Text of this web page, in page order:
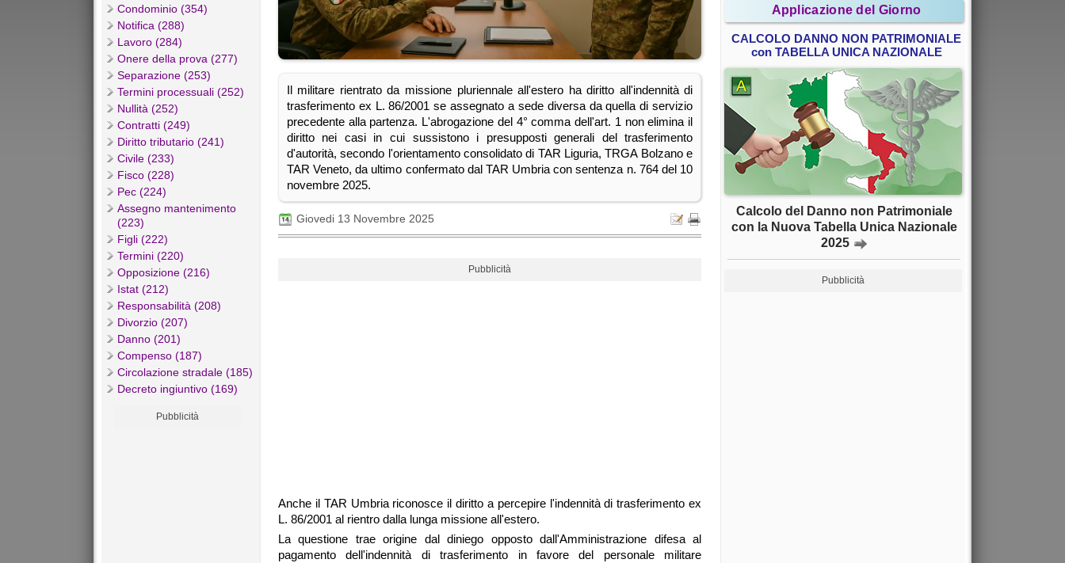
Condominio (354)
Notifica (288)
Lavoro (284)
Onere della prova (277)
Separazione (253)
Termini processuali (252)
Nullità (252)
Contratti (249)
Diritto tributario (241)
Civile (233)
Fisco (228)
Pec (224)
Assegno mantenimento
(223)
Figli (222)
Termini (220)
Opposizione (216)
Istat (212)
Responsabilità (208)
Divorzio (207)
Danno (201)
Compenso (187)
Circolazione stradale (185)
Decreto ingiuntivo (169)
Pubblicità
Il militare rientrato da missione pluriennale all'estero ha diritto all'indennità di
trasferimento ex L. 86/2001 se assegnato a sede diversa da quella di servizio
precedente alla partenza. L'abrogazione del 4° comma dell'art. 1 non elimina il
diritto nei casi in cui sussistono i presupposti generali del trasferimento
d'autorità, secondo l'orientamento consolidato di TAR Liguria, TRGA Bolzano e
TAR Veneto, da ultimo confermato dal TAR Umbria con sentenza n. 764 del 10
novembre 2025.
Giovedi 13 Novembre 2025
Pubblicità
Anche il TAR Umbria riconosce il diritto a percepire l'indennità di trasferimento ex
L. 86/2001 al rientro dalla lunga missione all'estero.
La questione trae origine dal diniego opposto dall'Amministrazione difesa al
pagamento dell'indennità di trasferimento in favore del personale militare
Applicazione del Giorno
CALCOLO DANNO NON PATRIMONIALE
con TABELLA UNICA NAZIONALE
Calcolo del Danno non Patrimoniale
con la Nuova Tabella Unica Nazionale
2025
Pubblicità